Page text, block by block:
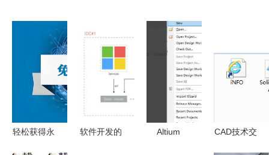
轻松获得永
软件开发的
Altium
CAD技术交